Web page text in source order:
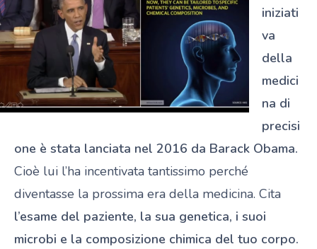
iniziati
va
della
medici
na di
precisi
one è stata lanciata nel 2016 da Barack Obama.
Cioè lui l’ha incentivata tantissimo perché
diventasse la prossima era della medicina. Cita
l’esame del paziente, la sua genetica, i suoi
microbi e la composizione chimica del tuo corpo.